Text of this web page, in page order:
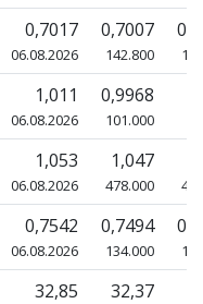
0,7017
06.08.2026
0,7007
142.800
1,011
06.08.2026
0,9968
101.000
1,053
06.08.2026
1,047
478.000
0,7542
06.08.2026
0,7494
134.000
32,85 32,37